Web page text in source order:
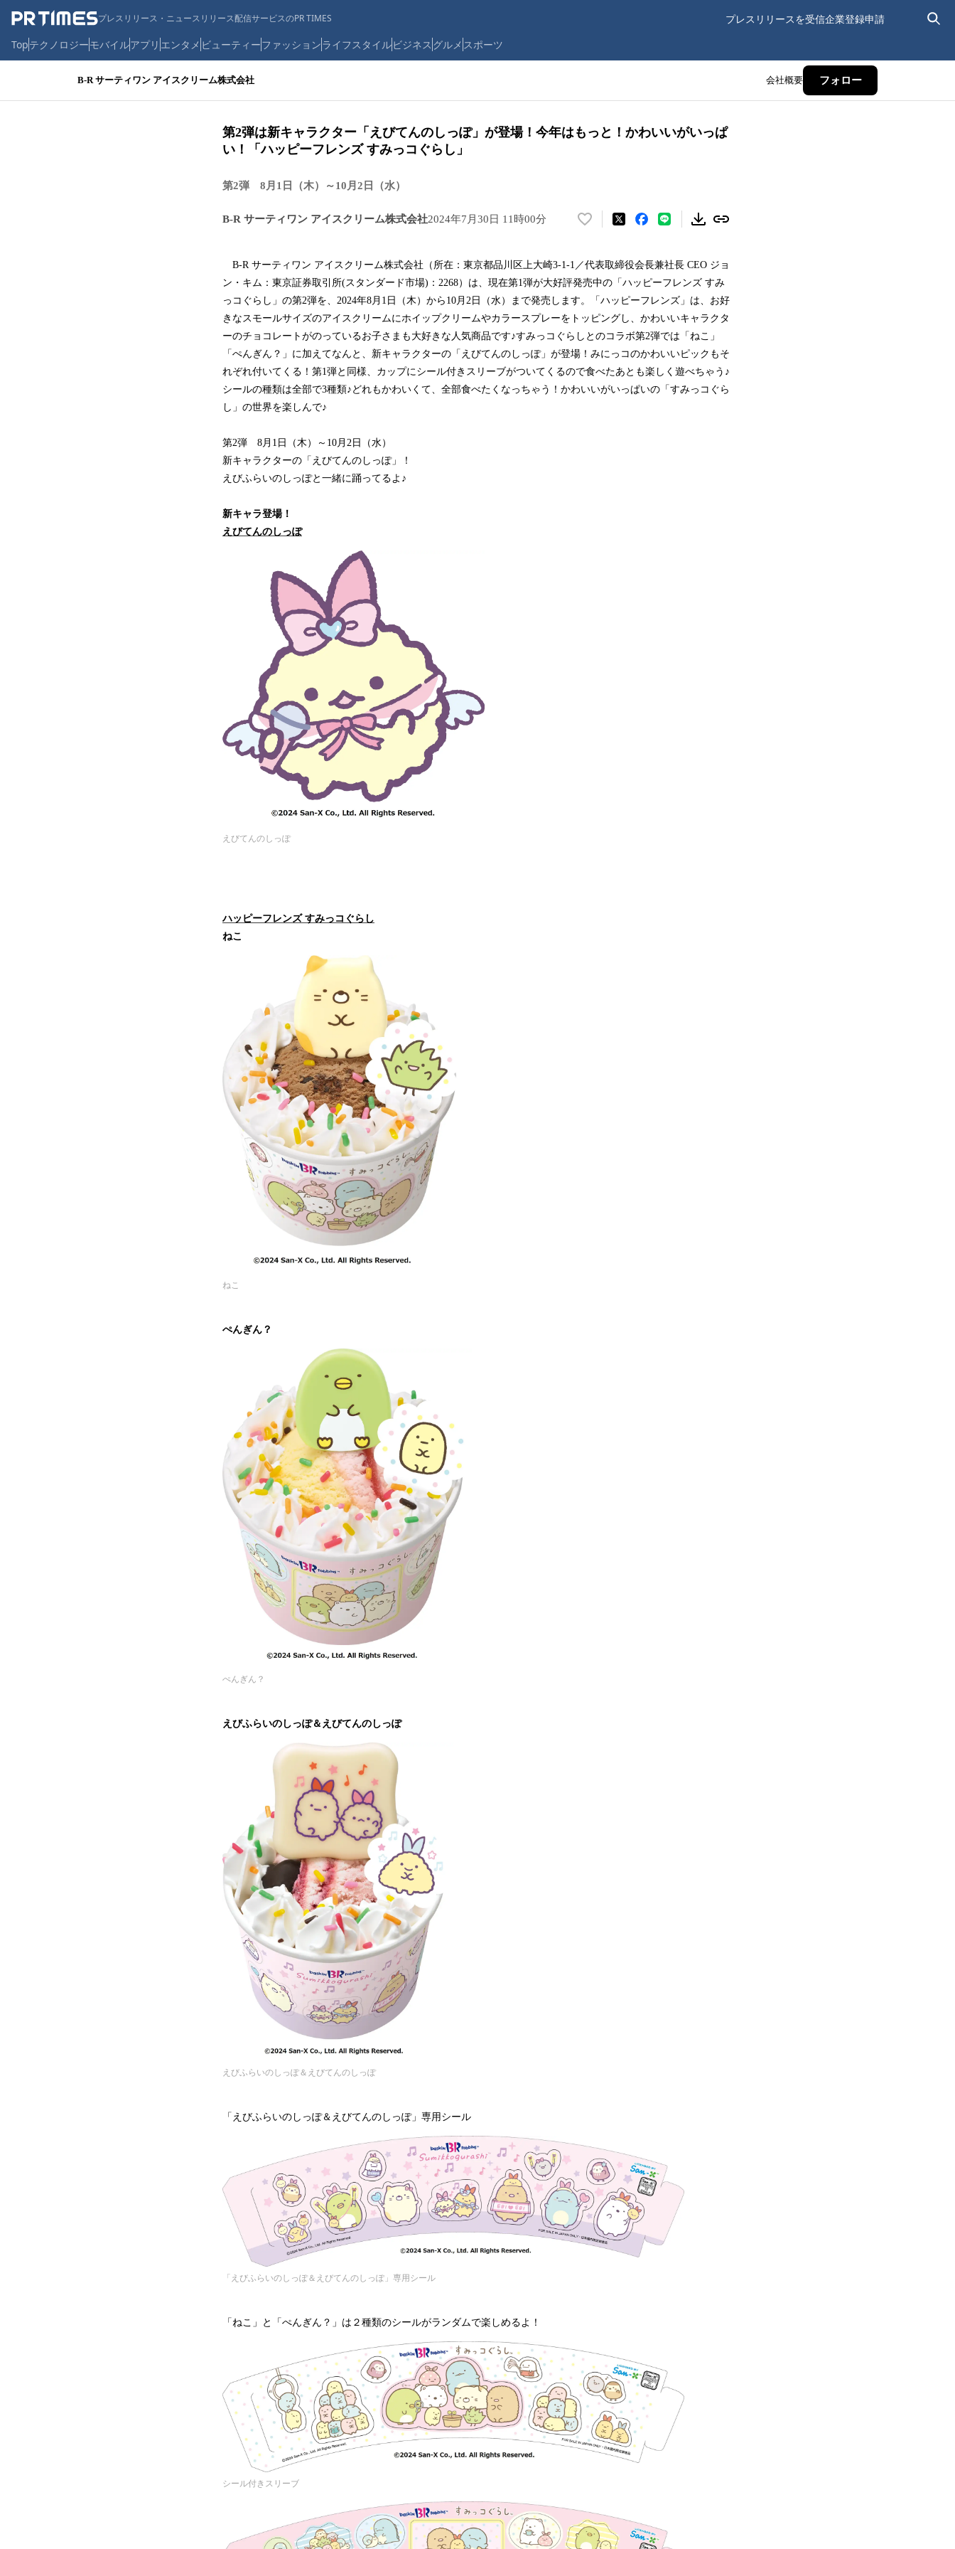
プレスリリース・ニュースリリース配信サービスのPR TIMES プレスリリースを受信企業登録申請
Topテクノロジーモバイルアプリ エンタメ ビューティーファッションライフスタイルビジネス グルメ スポーツ
B-R サーティワン アイスクリーム株式会社 会社概要 フォロー
第2弾は新キャラクター「えびてんのしっぽ」が登場！今年はもっと！かわいいがいっぱ
い！「ハッピーフレンズ すみっコぐらし」
第2弾 8月1日（木）～10月2日（水）
B-R サーティワン アイスクリーム株式会社2024年7月30日 11時00分
い
！
数
読
み
み
中
で
B‐R サーティワン アイスクリーム株式会社（所在：東京都品川区上大崎3-1-1／代表取締役会長兼社長 CEO ジョ
ン・キム：東京証券取引所(スタンダード市場)：2268）は、現在第1弾が大好評発売中の「ハッピーフレンズ すみ
っコぐらし」の第2弾を、2024年8月1日（木）から10月2日（水）まで発売します。「ハッピーフレンズ」は、お好
きなスモールサイズのアイスクリームにホイップクリームやカラースプレーをトッピングし、かわいいキャラクタ
ーのチョコレートがのっているお子さまも大好きな人気商品です♪すみっコぐらしとのコラボ第2弾では「ねこ」
「ぺんぎん？」に加えてなんと、新キャラクターの「えびてんのしっぽ」が登場！みにっコのかわいいピックもそ
れぞれ付いてくる！第1弾と同様、カップにシール付きスリーブがついてくるので食べたあとも楽しく遊べちゃう♪
シールの種類は全部で3種類♪どれもかわいくて、全部食べたくなっちゃう！かわいいがいっぱいの「すみっコぐら
し」の世界を楽しんで♪
第2弾 8月1日（木）～10月2日（水）
新キャラクターの「えびてんのしっぽ」！
えびふらいのしっぽと一緒に踊ってるよ♪
新キャラ登場！
えびてんのしっぽ
えびてんのしっぽ
ハッピーフレンズ すみっコぐらし
ねこ
ねこ
ぺんぎん？
ぺんぎん？
えびふらいのしっぽ＆えびてんのしっぽ
えびふらいのしっぽ＆えびてんのしっぽ
「えびふらいのしっぽ＆えびてんのしっぽ」専用シール
「えびふらいのしっぽ＆えびてんのしっぽ」専用シール
「ねこ」と「ぺんぎん？」は２種類のシールがランダムで楽しめるよ！
シール付きスリーブ